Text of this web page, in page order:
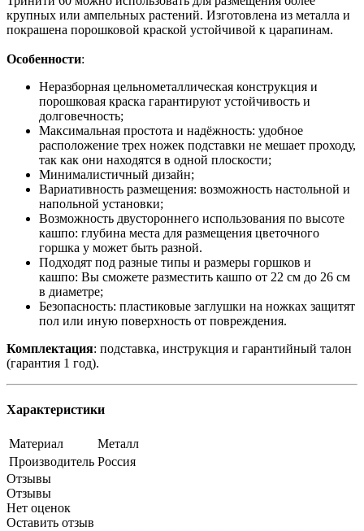
крупных или ампельных растений. Изготовлена из металла и
покрашена порошковой краской устойчивой к царапинам.
Особенности:
Неразборная цельнометаллическая конструкция и
порошковая краска гарантируют устойчивость и
долговечность;
Максимальная простота и надёжность: удобное
расположение трех ножек подставки не мешает проходу,
так как они находятся в одной плоскости;
Минималистичный дизайн;
Вариативность размещения: возможность настольной и
напольной установки;
Возможность двустороннего использования по высоте
кашпо: глубина места для размещения цветочного
горшка у может быть разной.
Подходят под разные типы и размеры горшков и
кашпо: Вы сможете разместить кашпо от 22 см до 26 см
в диаметре;
Безопасность: пластиковые заглушки на ножках защитят
пол или иную поверхность от повреждения.
Комплектация: подставка, инструкция и гарантийный талон
(гарантия 1 год).
Характеристики
Материал
Металл
Производитель Россия
Отзывы
Отзывы
Нет оценок
Оставить отзыв